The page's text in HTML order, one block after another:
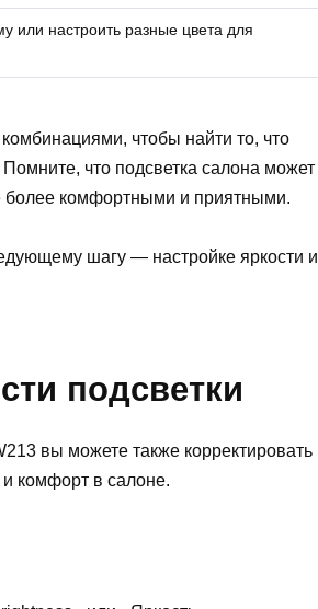
или настроить разные цвета для
чтобы найти то, что
что подсветка салона может
более комфортными и приятными.
шагу — настройке яркости и
подсветки
вы можете также корректировать
комфорт в салоне.